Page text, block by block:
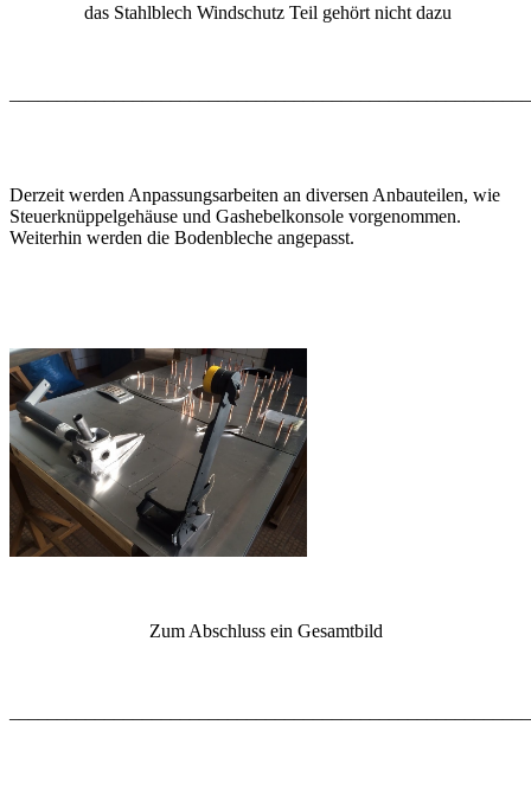
das Stahlblech Windschutz Teil gehört nicht dazu
Derzeit werden Anpassungsarbeiten an diversen Anbauteilen, wie
Steuerknüppelgehäuse und Gashebelkonsole vorgenommen.
Weiterhin werden die Bodenbleche angepasst.
Zum Abschluss ein Gesamtbild